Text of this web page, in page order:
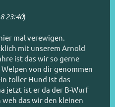
23:40)
mal verewigen.
mit unserem Arnold
ist das wir so gerne
von dir genommen
toller Hund ist das
jetzt ist er da der B-Wurf
das wir den kleinen